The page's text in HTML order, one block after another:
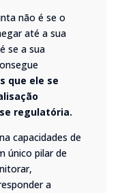
não é se o
até a sua
se a sua
que ele se
regulatória.
capacidades de
único pilar de
a